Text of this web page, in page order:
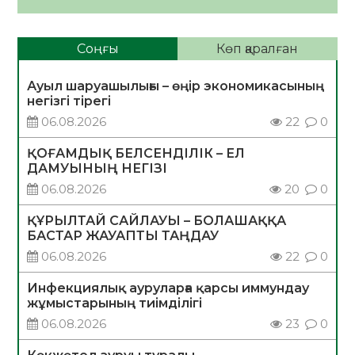
Соңғы Көп қаралған
Ауыл шаруашылығы – өңір экономикасының
негізгі тірегі
06.08.2026
22 0
ҚОҒАМДЫҚ БЕЛСЕНДІЛІК – ЕЛ
ДАМУЫНЫҢ НЕГІЗІ
06.08.2026
20 0
ҚҰРЫЛТАЙ САЙЛАУЫ – БОЛАШАҚҚА
БАСТАР ЖАУАПТЫ ТАҢДАУ
06.08.2026
22 0
Инфекциялық ауруларға қарсы иммундау
жұмыстарының тиімділігі
06.08.2026
23 0